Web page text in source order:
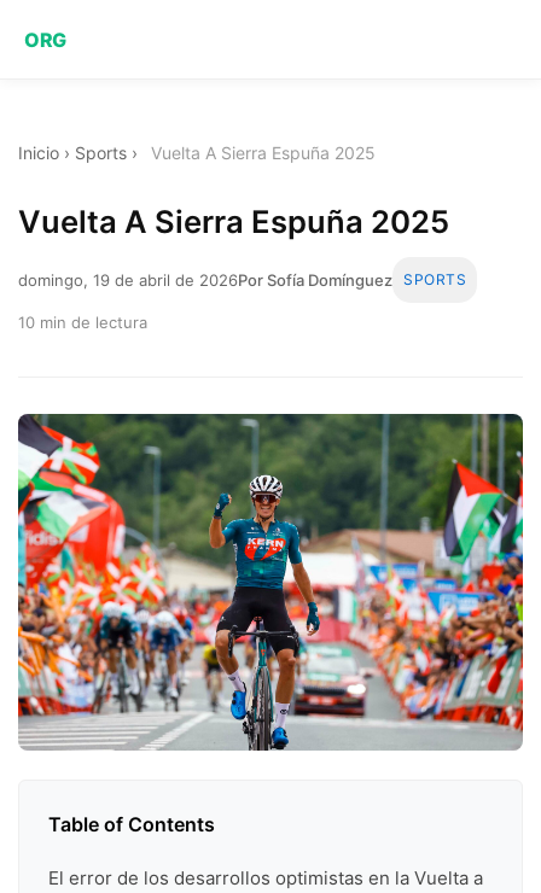
ORG
Inicio › Sports › Vuelta A Sierra Espuña 2025
Vuelta A Sierra Espuña 2025
domingo, 19 de abril de 2026Por Sofía Domínguez SPORTS
10 min de lectura
Table of Contents
El error de los desarrollos optimistas en la Vuelta a